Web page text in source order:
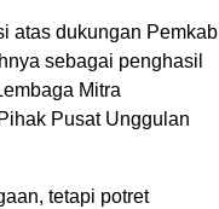
atas dukungan Pemkab
sebagai penghasil
Mitra
Pusat Unggulan
tetapi potret